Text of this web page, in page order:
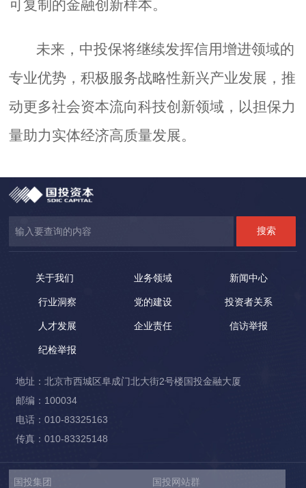
可复制的金融创新样本。
未来，中投保将继续发挥信用增进领域的
专业优势，积极服务战略性新兴产业发展，推
动更多社会资本流向科技创新领域，以担保力
量助力实体经济高质量发展。
关于我们 业务领域 新闻中心
行业洞察 党的建设 投资者关系
人才发展 企业责任 信访举报
纪检举报
地址：北京市西城区阜成门北大街2号楼国投金融大厦
邮编：100034
电话：010-83325163
传真：010-83325148
国投集团 国投网站群